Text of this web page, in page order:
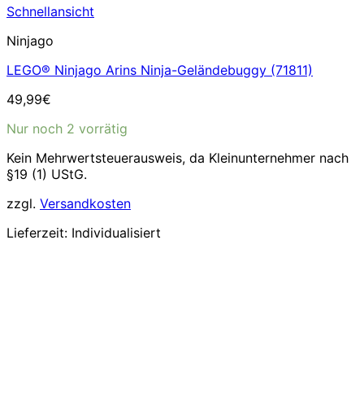
Schnellansicht
Ninjago
LEGO® Ninjago Arins Ninja-Geländebuggy (71811)
49,99€
Nur noch 2 vorrätig
Kein Mehrwertsteuerausweis, da Kleinunternehmer nach
§19 (1) UStG.
zzgl. Versandkosten
Lieferzeit: Individualisiert